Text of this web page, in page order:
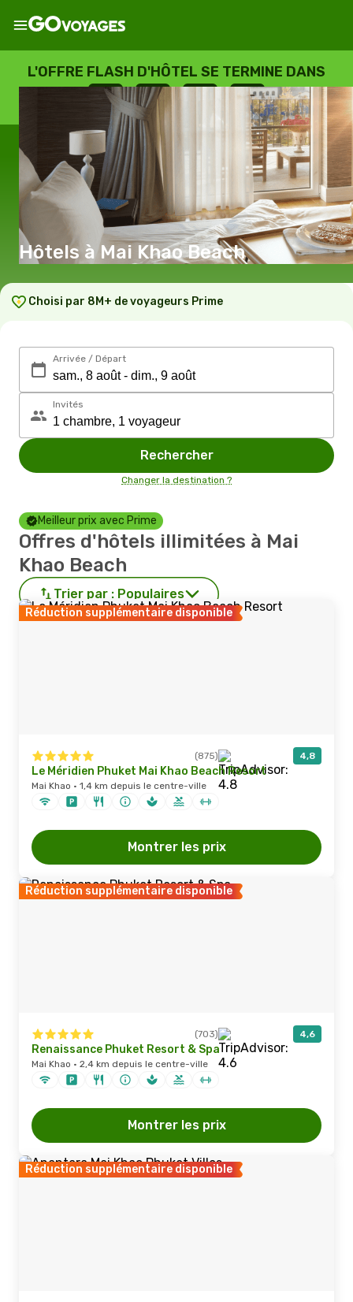
L'OFFRE FLASH D'HÔTEL SE TERMINE DANS
--
JOURS
: --
HEURES
: --
SECONDES
Hôtels à Mai Khao Beach
Choisi par 8M+ de voyageurs Prime
Arrivée / Départ
Invités
Rechercher
Changer la destination ?
Meilleur prix avec Prime
Offres d'hôtels illimitées à Mai
Khao Beach
Trier par : Populaires
Réduction supplémentaire disponible
(875) 4,8
Le Méridien Phuket Mai Khao Beach Resort
Mai Khao · 1,4 km depuis le centre-ville
Montrer les prix
Réduction supplémentaire disponible
(703) 4,6
Renaissance Phuket Resort & Spa
Mai Khao · 2,4 km depuis le centre-ville
Montrer les prix
Réduction supplémentaire disponible